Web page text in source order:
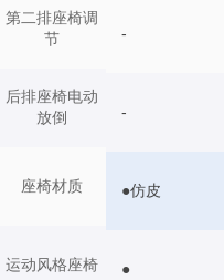
第二排座椅调
节
后排座椅电动
放倒
座椅材质
运动风格座椅
-
-
●仿皮
●